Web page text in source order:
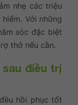
nhẹ các triệu
Với những
sóc đặc biệt
thở nếu cần.
điều trị
hồi phục tốt